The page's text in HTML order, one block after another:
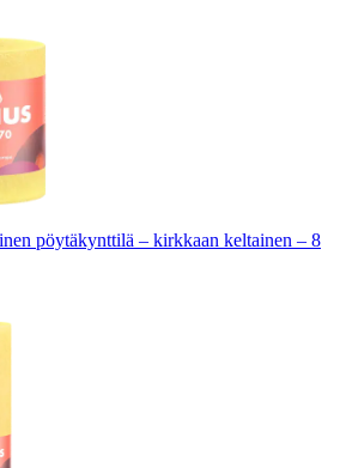
pöytäkynttilä – kirkkaan keltainen – 8